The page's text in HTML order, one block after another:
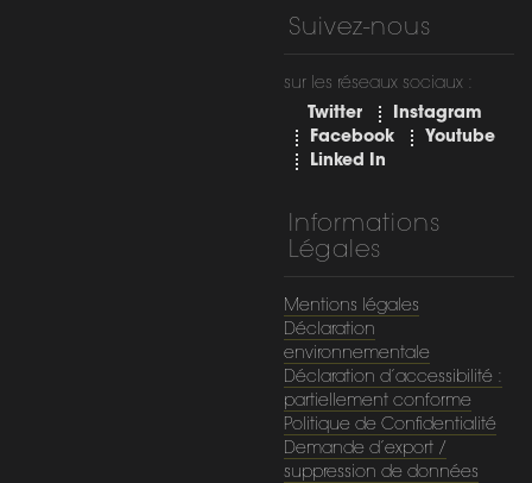
Suivez-nous
sur les réseaux sociaux :
Twitter
Instagram
Facebook
Youtube
Linked In
Informations
Légales
Mentions légales
Déclaration
environnementale
Déclaration d’accessibilité :
partiellement conforme
Politique de Confidentialité
Demande d’export /
suppression de données